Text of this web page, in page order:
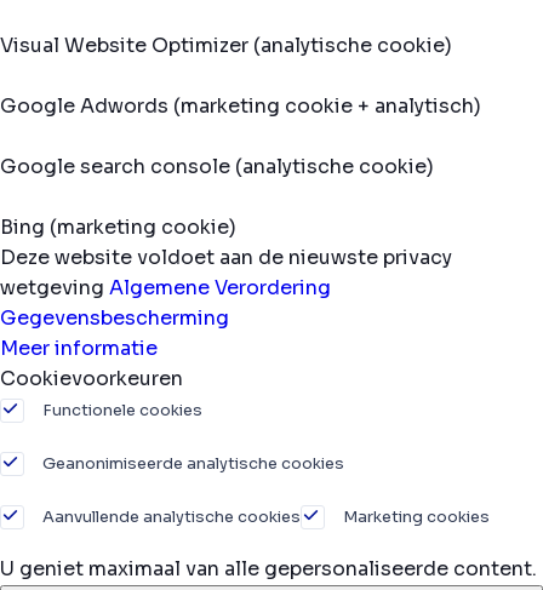
Visual Website Optimizer (analytische cookie)
Google Adwords (marketing cookie + analytisch)
Google search console (analytische cookie)
Bing (marketing cookie)
Deze website voldoet aan de nieuwste privacy
wetgeving Algemene Verordering
Gegevensbescherming
Meer informatie
Cookievoorkeuren
Functionele cookies
Geanonimiseerde analytische cookies
Aanvullende analytische cookies Marketing cookies
U geniet maximaal van alle gepersonaliseerde content.